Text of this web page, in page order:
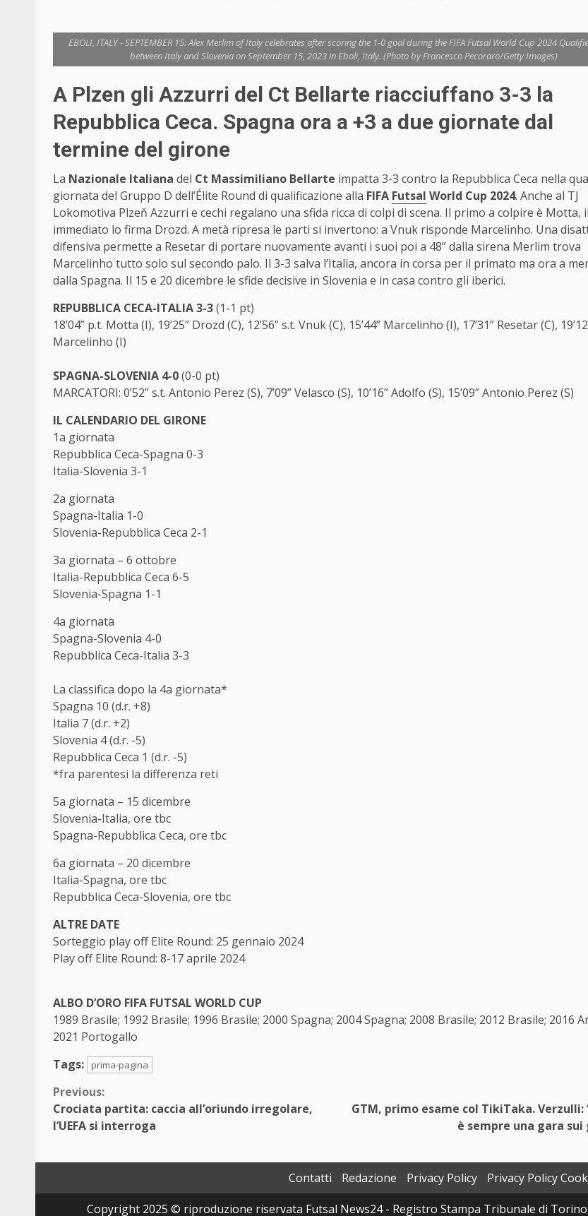
EBOLI, ITALY - SEPTEMBER 15: Alex Merlim of Italy celebrates after scoring the 1-0 goal during the FIFA Futsal World Cup 2024
between Italy and Slovenia on September 15, 2023 in Eboli, Italy. (Photo by Francesco Pecoraro/Getty Images)
A Plzen gli Azzurri del Ct Bellarte riacciuffano 3-3 la
Repubblica Ceca. Spagna ora a +3 a due giornate dal
termine del girone
La Nazionale Italiana del Ct Massimiliano Bellarte impatta 3-3 contro la Repubblica Ceca nella
giornata del Gruppo D dell’Élite Round di qualificazione alla FIFA Futsal World Cup 2024. Anche al TJ
Lokomotiva Plzeň Azzurri e cechi regalano una sfida ricca di colpi di scena. Il primo a colpire è Motta,
immediato lo firma Drozd. A metà ripresa le parti si invertono: a Vnuk risponde Marcelinho. Una
difensiva permette a Resetar di portare nuovamente avanti i suoi poi a 48” dalla sirena Merlim trova
Marcelinho tutto solo sul secondo palo. Il 3-3 salva l’Italia, ancora in corsa per il primato ma ora a
dalla Spagna. Il 15 e 20 dicembre le sfide decisive in Slovenia e in casa contro gli iberici.
REPUBBLICA CECA-ITALIA 3-3(1-1 pt)
18’04” p.t. Motta (I), 19’25” Drozd (C), 12’56” s.t. Vnuk (C), 15’44” Marcelinho (I), 17’31” Resetar (C),
Marcelinho (I)
SPAGNA-SLOVENIA 4-0(0-0 pt)
MARCATORI: 0’52” s.t. Antonio Perez (S), 7’09” Velasco (S), 10’16” Adolfo (S), 15’09” Antonio Perez (S)
IL CALENDARIO DEL GIRONE
1a giornata
Repubblica Ceca-Spagna 0-3
Italia-Slovenia 3-1
2a giornata
Spagna-Italia 1-0
Slovenia-Repubblica Ceca 2-1
3a giornata – 6 ottobre
Italia-Repubblica Ceca 6-5
Slovenia-Spagna 1-1
4a giornata
Spagna-Slovenia 4-0
Repubblica Ceca-Italia 3-3
La classifica dopo la 4a giornata*
Spagna 10 (d.r. +8)
Italia 7 (d.r. +2)
Slovenia 4 (d.r. -5)
Repubblica Ceca 1 (d.r. -5)
*fra parentesi la differenza reti
5a giornata – 15 dicembre
Slovenia-Italia, ore tbc
Spagna-Repubblica Ceca, ore tbc
6a giornata – 20 dicembre
Italia-Spagna, ore tbc
Repubblica Ceca-Slovenia, ore tbc
ALTRE DATE
Sorteggio play off Elite Round: 25 gennaio 2024
Play off Elite Round: 8-17 aprile 2024
ALBO D’ORO FIFA FUTSAL WORLD CUP
1989 Brasile; 1992 Brasile; 1996 Brasile; 2000 Spagna; 2004 Spagna; 2008 Brasile; 2012 Brasile; 2016
2021 Portogallo
Tags:
prima-pagina
Continue
Reading
Previous:
Crociata partita: caccia all’oriundo irregolare,
l’UEFA si interroga
GTM, primo esame col TikiTaka. Verzulli:
è sempre una gara sui
Contatti Redazione Privacy Policy Privacy Policy
Copyright 2025 © riproduzione riservata Futsal News24 - Registro Stampa Tribunale di